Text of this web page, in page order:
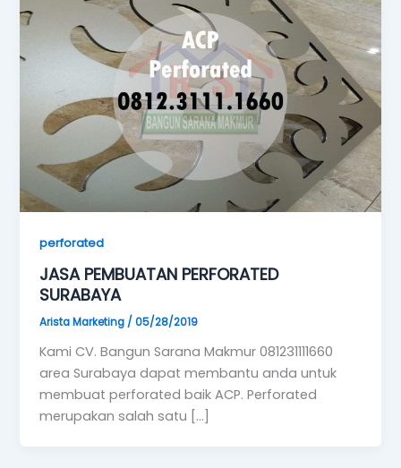
perforated
JASA PEMBUATAN PERFORATED
SURABAYA
Arista Marketing /05/28/2019
Kami CV. Bangun Sarana Makmur 081231111660
area Surabaya dapat membantu anda untuk
membuat perforated baik ACP. Perforated
merupakan salah satu […]